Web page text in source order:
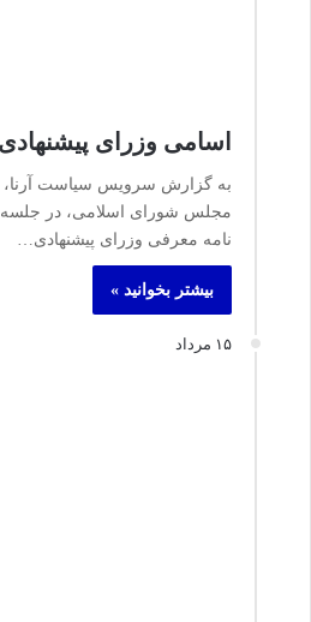
اسامی وزرای
به گزارش سرویس سیاست آرنا،
مجلس شورای اسلامی، در جلسه
نامه معرفی وزرای پیشنهادی…
بیشتر بخوانید »
۱۵ مرداد